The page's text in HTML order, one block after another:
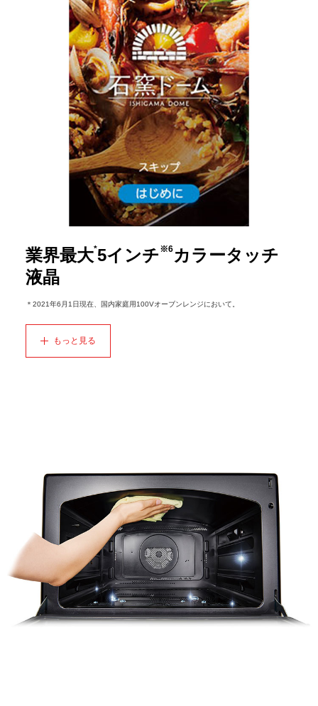
業界最大*5インチ ※6 カラータッチ
液晶
＊2021年6月1日現在、国内家庭用100Vオーブンレンジにおいて。
もっと見る